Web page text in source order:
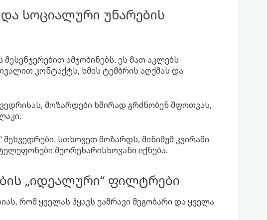
და სოციალური უნარების
ამჯობინებს. ეს მათ აკლებს
კონტაქტს, ხმის ტემბრის აღქმას და
მოზარდები ხშირად გრძნობენ შფოთვას,
სთხოვეთ მოზარდს, მინიმუმ კვირაში
მეორეხარისხოვანი იქნება.
„იდეალური“ ფილტრები
რომ ყველას ჰყავს უამრავი მეგობარი და ყველა